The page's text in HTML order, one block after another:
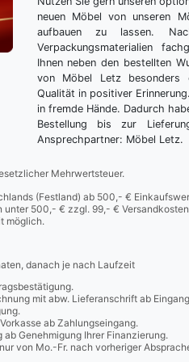
neuen Möbel von unseren
aufbauen zu lassen.
Verpackungsmaterialien
Ihnen neben den bestellten
von Möbel Letz
Qualität in positiver
in fremde Hände. Dadurch
Bestellung bis zur
Ansprechpartner: Möbel Letz.
Mehrwertsteuer.
(Festland) ab 500,- €
unter 500,- € zzgl. 99,- €
möglich.
danach je nach Laufzeit
mit abw. Lieferanschrift ab
ab Zahlungseingang.
ab Genehmigung Ihrer Finanzierung.
von Mo.-Fr. nach vorheriger